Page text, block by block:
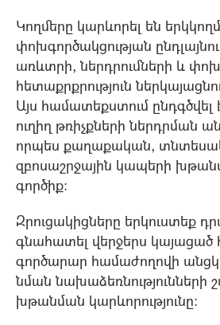
Կողմերը կարևորել են
փոխգործակցության
առևտրի, ներդրումների և
հետաքրքրություն
Այս համատեքստում
ուղիղ թռիչքների ներդրման
որպես քաղաքական,
զբոսաշրջային կապերի
գործիք։
Զրուցակիցները երկուստեք
գնահատել վերջերս կայացած
գործարար համաժողովի
նման նախաձեռնությունների
խթանման կարևորությունը: